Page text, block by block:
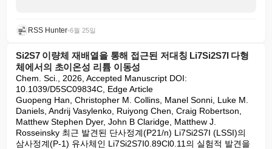
RSS Hunter•6월 25일
Si2S7 이량체 재배열을 통해 접근된 저대칭 Li7Si2S7I 다형
체에서의 초이온성 리튬 이동성
Chem. Sci., 2026, Accepted Manuscript DOI:
10.1039/D5SC09834C, Edge Article
Guopeng Han, Christopher M. Collins, Manel Sonni, Luke M.
Daniels, Andrij Vasylenko, Ruiyong Chen, Craig Robertson,
Matthew Stephen Dyer, John B Claridge, Matthew J.
Rosseinsky 최근 발견된 단사정계(P21/n) Li7Si2S7I (LSSI)의
삼사정계(P-1) 유사체인 Li7Si2S7I0.89Cl0.11의 실험적 발견을